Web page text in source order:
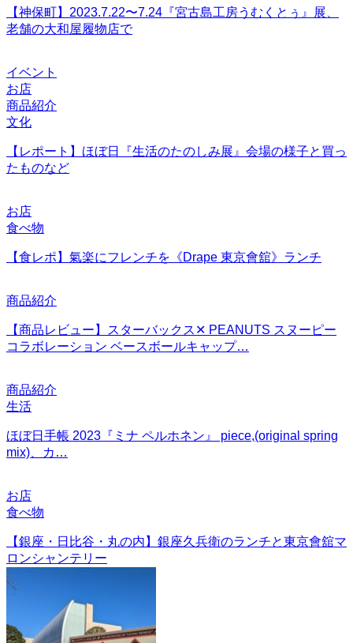
【神保町】2023.7.22〜7.24『宮古島工房うむくとぅ』展、
老舗の大和屋履物店で
イベント
お店
商品紹介
文化
【レポート】ほぼ日『生活のたのしみ展』会場の様子と買っ
たものなど
お店
食べ物
【食レポ】氣楽にフレンチを《Drape 東京會舘》ランチ
商品紹介
【商品レビュー】スターバックス✕ PEANUTS スヌーピー
コラボレーション ベースボールキャップ…
商品紹介
生活
ほぼ日手帳 2023『ミナ ペルホネン』 piece,(original spring
mix)、カ…
お店
食べ物
【銀座・日比谷・丸の内】銀座久兵衛のランチと東京會舘マ
ロンシャンテリー